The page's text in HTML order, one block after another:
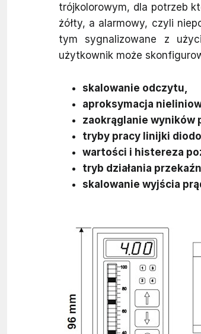
trójkolorowym, dla potrzeb
żółty, a alarmowy, czyli
tym sygnalizowane z
użytkownik może
skalowanie odczytu,
aproksymacja
zaokrąglanie wyników
tryby pracy linijki
wartości i histereza
tryb działania
skalowanie wyjścia